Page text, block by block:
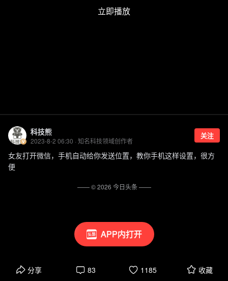
APP内打开
科技熊
2023-8-2 06:30 · 知名科技领域创作者
关注
女友打开微信，手机自动给你发送位置，教你手机这样设置，很方
便
分享 83 1185 收藏
—— ©2026 今日头条——